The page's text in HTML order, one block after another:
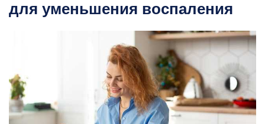
для уменьшения воспаления